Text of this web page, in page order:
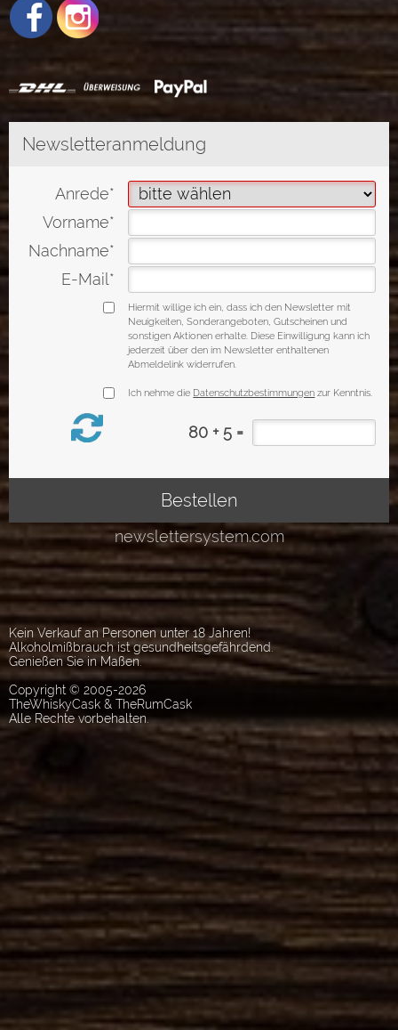
Kein Verkauf an Personen unter 18 Jahren!
Alkoholmißbrauch ist gesundheitsgefährdend.
Genießen Sie in Maßen.
Copyright © 2005-2026
TheWhiskyCask & TheRumCask
Alle Rechte vorbehalten.